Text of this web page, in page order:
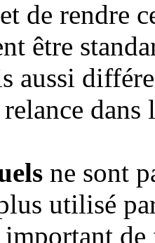
de rendre
être
aussi
dans
ne sont
utilisé